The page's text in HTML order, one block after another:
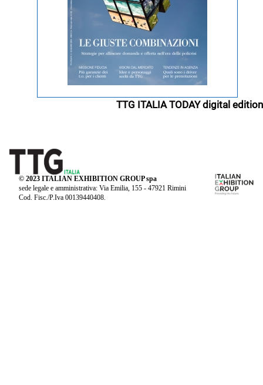
TTG ITALIA TODAY digital edition
© 2023 ITALIAN EXHIBITION GROUP spa
sede legale e amministrativa: Via Emilia, 155 - 47921 Rimini
Cod. Fisc./P.Iva 00139440408.